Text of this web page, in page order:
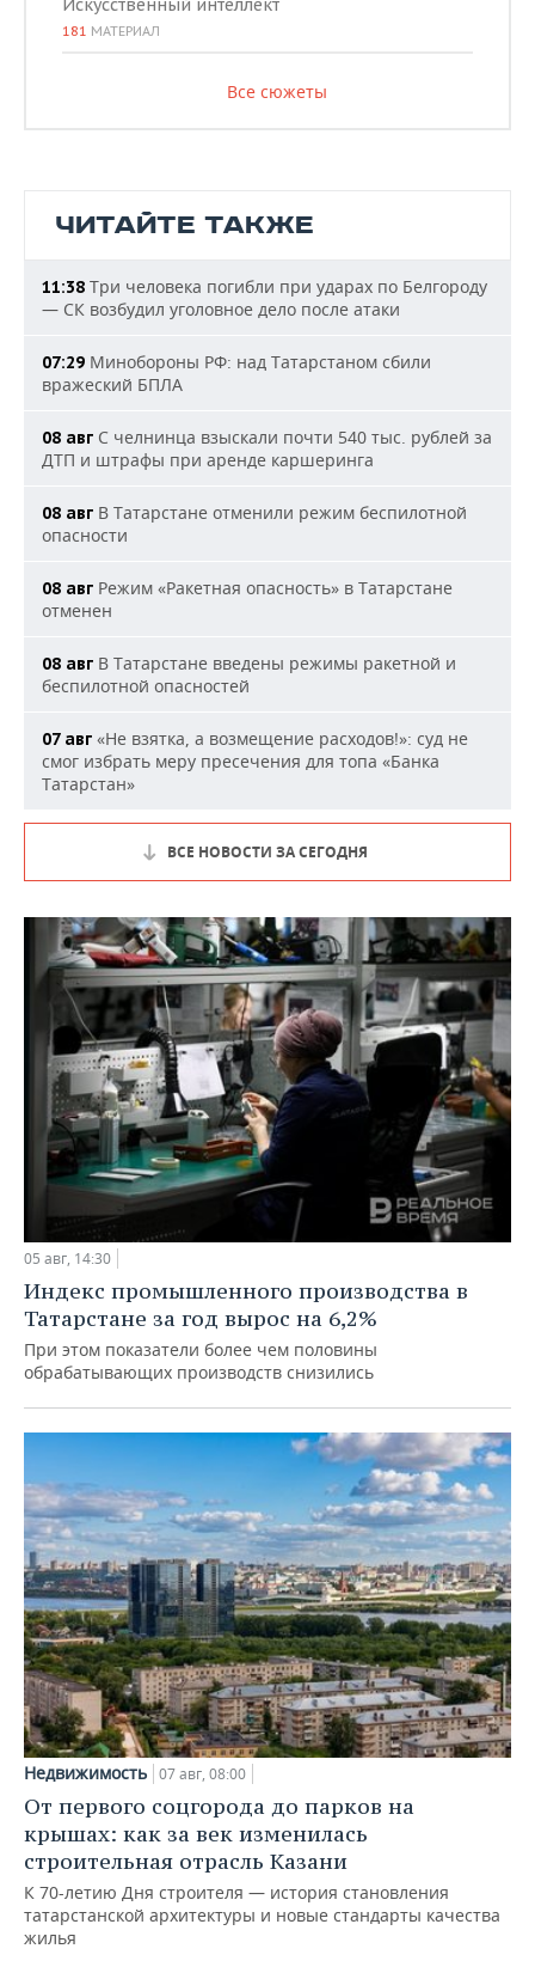
Искусственный интеллект
181 МАТЕРИАЛ
Все сюжеты
ЧИТАЙТЕ ТАКЖЕ
11:38 Три человека погибли при ударах по Белгороду
— СК возбудил уголовное дело после атаки
07:29 Минобороны РФ: над Татарстаном сбили
вражеский БПЛА
08 авг С челнинца взыскали почти 540 тыс. рублей за
ДТП и штрафы при аренде каршеринга
08 авг В Татарстане отменили режим беспилотной
опасности
08 авг Режим «Ракетная опасность» в Татарстане
отменен
08 авг В Татарстане введены режимы ракетной и
беспилотной опасностей
07 авг «Не взятка, а возмещение расходов!»: суд не
смог избрать меру пресечения для топа «Банка
Татарстан»
ВСЕ НОВОСТИ ЗА СЕГОДНЯ
05 авг, 14:30
Индекс промышленного производства в
Татарстане за год вырос на 6,2%
При этом показатели более чем половины
обрабатывающих производств снизились
Недвижимость 07 авг, 08:00
От первого соцгорода до парков на
крышах: как за век изменилась
строительная отрасль Казани
К 70-летию Дня строителя — история становления
татарстанской архитектуры и новые стандарты качества
жилья